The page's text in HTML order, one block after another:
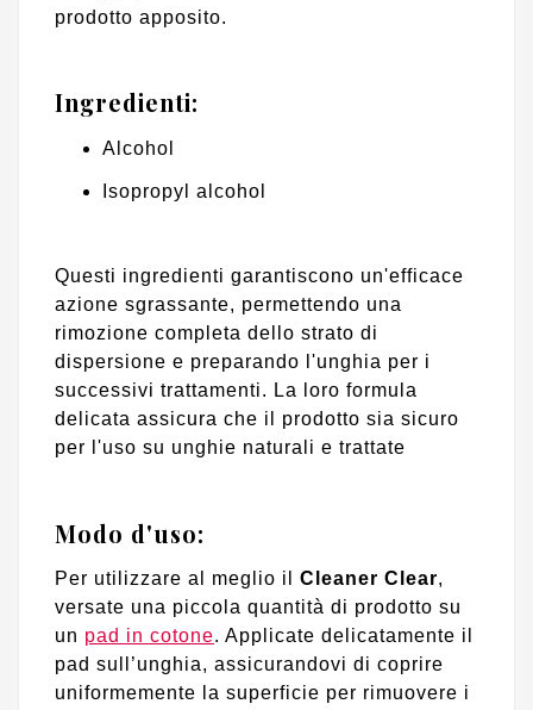
prodotto apposito.
Ingredienti:
Alcohol
Isopropyl alcohol
Questi ingredienti garantiscono un'efficace
azione sgrassante, permettendo una
rimozione completa dello strato di
dispersione e preparando l'unghia per i
successivi trattamenti. La loro formula
delicata assicura che il prodotto sia sicuro
per l'uso su unghie naturali e trattate
Modo d'uso:
Per utilizzare al meglio il Cleaner Clear,
versate una piccola quantità di prodotto su
un pad in cotone. Applicate delicatamente il
pad sull’unghia, assicurandovi di coprire
uniformemente la superficie per rimuovere i